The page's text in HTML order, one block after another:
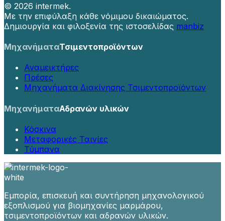
© 2026 intermek.
Με την επιφύλαξη κάθε νόμιμου δικαιώματος.
Δημιουργία και φιλοξενία της ιστοσελίδας manbiz
ΜηχανήματαΤσιμεντοπροϊόντων
Αναμεικτήρες
Πρέσες
Μηχανήματα Διακίνησης Τσιμεντοπροϊόντων
ΜηχανήματαΑδρανών υλικών
Κόσκινα
Μεταφορικές Ταινίες
Τύμπανα
Εμπορία, επισκευή και συντήρηση μηχανολογικού
εξοπλισμού για βιομηχανίες μαρμάρου,
τσιμεντοπροϊόντων και αδρανών υλικών.